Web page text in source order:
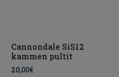
Cannondale SiS12
kammen pultit
20,00€